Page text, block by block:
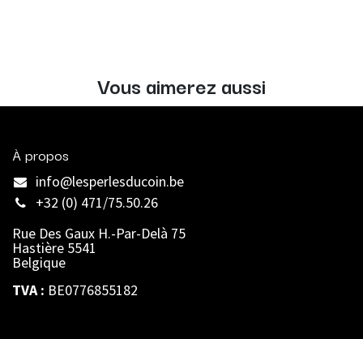
Vous aimerez aussi
À propos
info@lesperlesducoin.be​
+32 (0) 471/75.50.26
Rue Des Gaux H.-Par-Delà 75
Hastière 5541
Belgique
TVA : BE0776855182